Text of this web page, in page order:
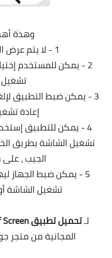
وهذة
1 - لا يتم عرض الإعلانات المزعجة
2 - يمكن للمستخدم
تشغيل
3 - يمكن ضبط التطبيق
إعادة
4 - يمكن للتطبيق
تشغيل الشاشة بطريق
الجيب ،
5 - يمكن ضبط الجهاز
تشغيل الشاشة
لـتحميل تطبيق
المجانية من متجر